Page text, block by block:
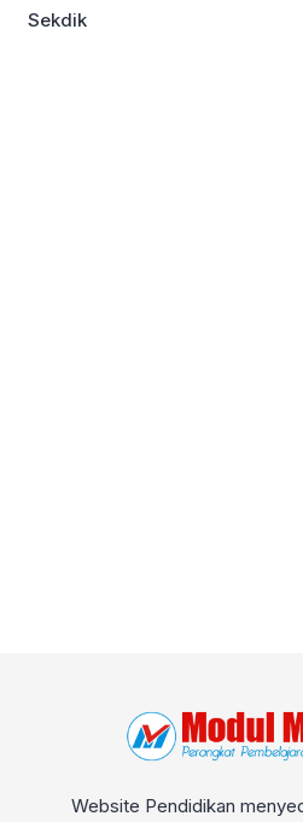
Sekdik
Website Pendidikan